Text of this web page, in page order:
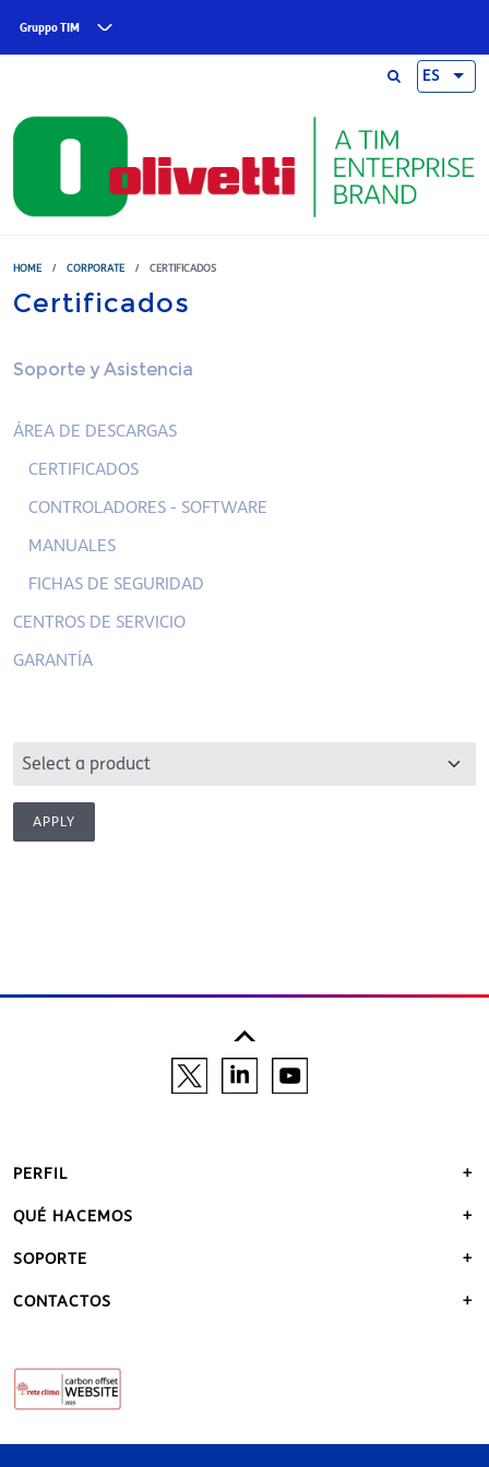
Gruppo TIM
ES
HOME / CORPORATE / CERTIFICADOS
Certificados
Soporte y Asistencia
ÁREA DE DESCARGAS
CERTIFICADOS
CONTROLADORES - SOFTWARE
MANUALES
FICHAS DE SEGURIDAD
CENTROS DE SERVICIO
GARANTÍA
PERFIL
QUÉ HACEMOS
SOPORTE
CONTACTOS